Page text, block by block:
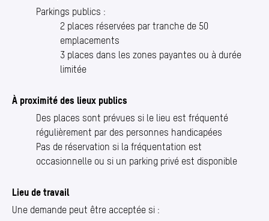
Parkings publics :
2 places réservées par tranche de 50
emplacements
3 places dans les zones payantes ou à durée
limitée
À proximité des lieux publics
Des places sont prévues si le lieu est fréquenté
régulièrement par des personnes handicapées
Pas de réservation si la fréquentation est
occasionnelle ou si un parking privé est disponible
Lieu de travail
Une demande peut être acceptée si :